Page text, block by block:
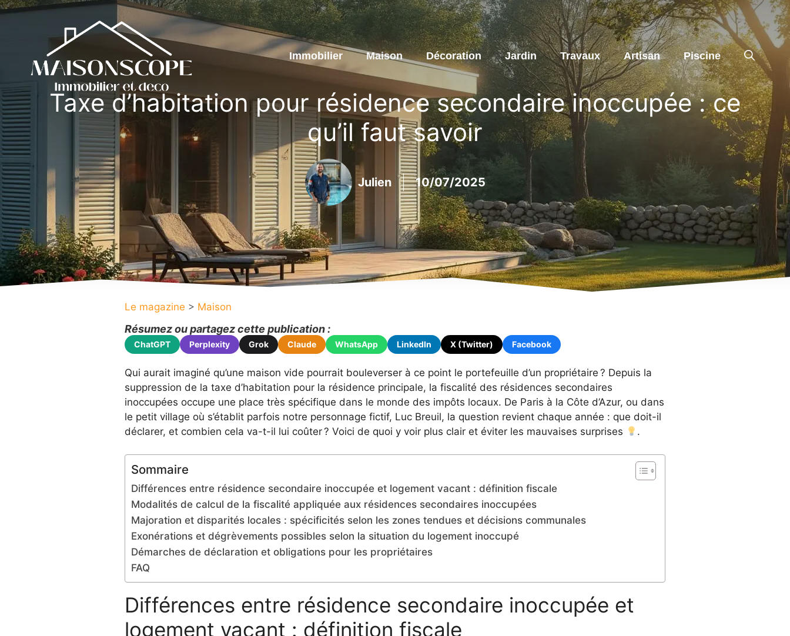
Aller
Immobilier
Maison Décoration Jardin Travaux Artisan Piscine
Taxe d’habitation pour résidence secondaire inoccupée : ce
qu’il faut savoir
Julien 10/07/2025
Le magazine > Maison
Résumez ou partagez cette publication :
ChatGPT Perplexity Grok Claude WhatsApp LinkedIn X (Twitter) Facebook
Qui aurait imaginé qu’une maison vide pourrait bouleverser à ce point le portefeuille d’un propriétaire ? Depuis la
suppression de la taxe d’habitation pour la résidence principale, la fiscalité des résidences secondaires
inoccupées occupe une place très spécifique dans le monde des impôts locaux. De Paris à la Côte d’Azur, ou dans
le petit village où s’établit parfois notre personnage fictif, Luc Breuil, la question revient chaque année : que doit-il
déclarer, et combien cela va-t-il lui coûter ? Voici de quoi y voir plus clair et éviter les mauvaises surprises
.
Sommaire
Différences entre résidence secondaire inoccupée et logement vacant : définition fiscale
Modalités de calcul de la fiscalité appliquée aux résidences secondaires inoccupées
Majoration et disparités locales : spécificités selon les zones tendues et décisions communales
Exonérations et dégrèvements possibles selon la situation du logement inoccupé
Démarches de déclaration et obligations pour les propriétaires
FAQ
Différences entre résidence secondaire inoccupée et
logement vacant : définition fiscale